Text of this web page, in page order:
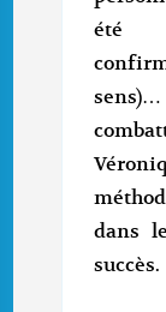
été
dans
succès.